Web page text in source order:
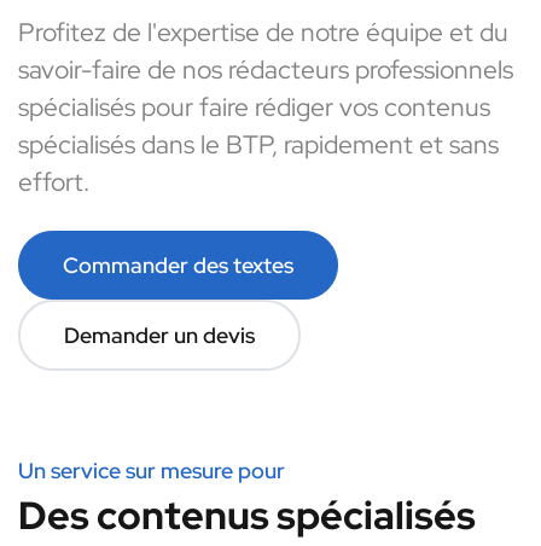
Profitez de l'expertise de notre équipe et du
savoir-faire de nos rédacteurs professionnels
spécialisés pour faire rédiger vos contenus
spécialisés dans le BTP, rapidement et sans
effort.
Commander des textes
Demander un devis
Un service sur mesure pour
Des contenus spécialisés